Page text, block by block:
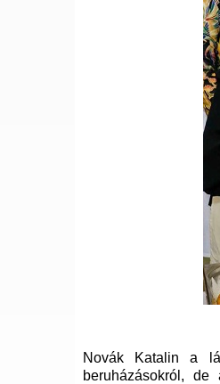
Novák Katalin a
beruházásokról,